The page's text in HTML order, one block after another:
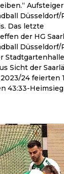
Aufsteiger
Düsseldorf/
Das letzte
der HG
Düsseldorf/
Sicht der
24 feierten
43:33-Heimsieg